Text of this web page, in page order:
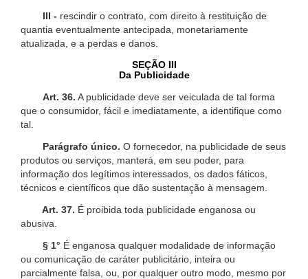
III - rescindir o contrato, com direito à restituição de
quantia eventualmente antecipada, monetariamente
atualizada, e a perdas e danos.
SEÇÃO III
Da Publicidade
Art. 36. A publicidade deve ser veiculada de tal forma
que o consumidor, fácil e imediatamente, a identifique como
tal.
Parágrafo único. O fornecedor, na publicidade de seus
produtos ou serviços, manterá, em seu poder, para
informação dos legítimos interessados, os dados fáticos,
técnicos e científicos que dão sustentação à mensagem.
Art. 37. É proibida toda publicidade enganosa ou
abusiva.
§ 1° É enganosa qualquer modalidade de informação
ou comunicação de caráter publicitário, inteira ou
parcialmente falsa, ou, por qualquer outro modo, mesmo por